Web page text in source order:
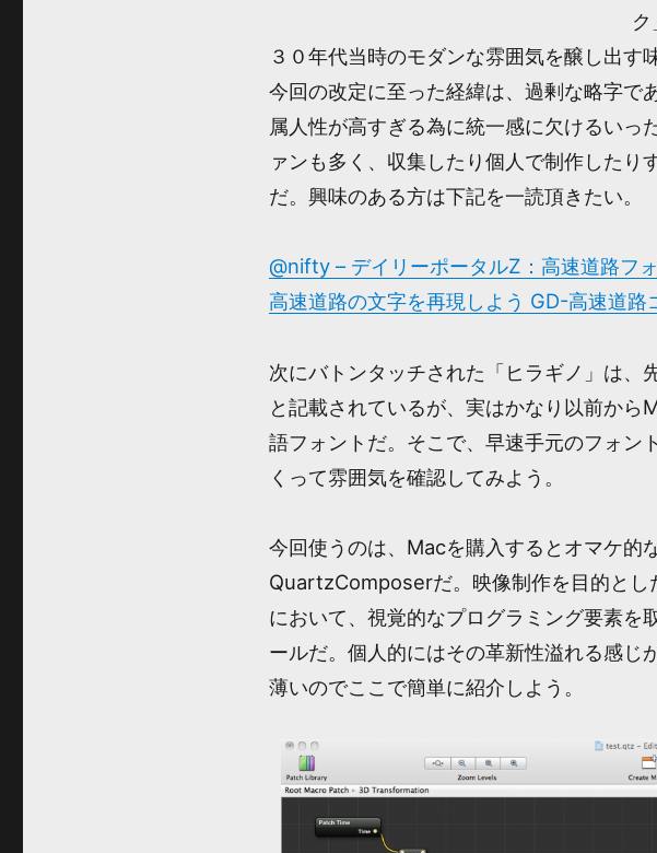
３０年代当時のモダンな雰囲気を醸し出す
今回の改定に至った経緯は、過剰な略字で
属人性が高すぎる為に統一感に欠けるいっ
ァンも多く、収集したり個人で制作したり
だ。興味のある方は下記を一読頂きたい。
@nifty – デイリーポータルZ：高速道路フ
高速道路の文字を再現しよう GD-高速道路
次にバトンタッチされた「ヒラギノ」は、
と記載されているが、実はかなり以前か
語フォントだ。そこで、早速手元のフォン
くって雰囲気を確認してみよう。
今回使うのは、Macを購入するとオマケ的
QuartzComposerだ。映像制作を目的とし
において、視覚的なプログラミング要素を
ールだ。個人的にはその革新性溢れる感じ
薄いのでここで簡単に紹介しよう。